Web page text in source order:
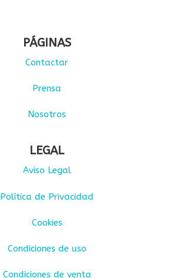
PÁGINAS
Contactar
Prensa
Nosotros
LEGAL
Aviso Legal
Política de Privacidad
Cookies
Condiciones de uso
Condiciones de venta